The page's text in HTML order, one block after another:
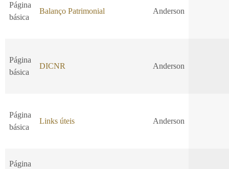
Página
básica
Balanço Patrimonial Anderson
Página
básica
DICNR Anderson
Página
básica
Links úteis Anderson
Página